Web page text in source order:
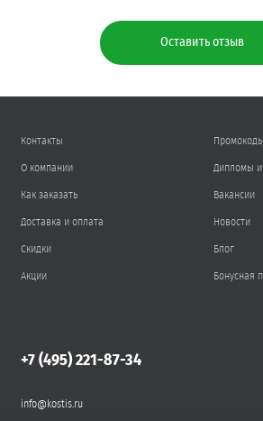
Оставить отзыв
Контакты
О компании
Как заказать
Доставка и оплата
Скидки
Акции
Промокоды
Дипломы и
Вакансии
Новости
Блог
Бонусная
+7 (495) 221-87-34
info@kostis.ru